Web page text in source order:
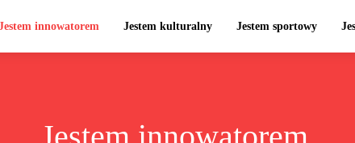
innowatorem Jestem kulturalny Jestem sportowy